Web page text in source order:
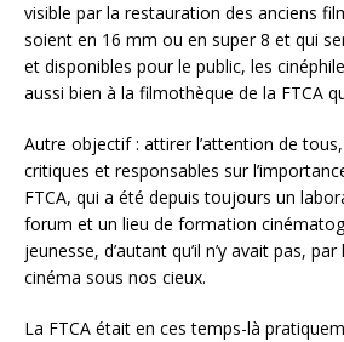
visible par la restauration des anciens
soient en 16 mm ou en super 8 et qui
et disponibles pour le public, les
aussi bien à la filmothèque de la FTCA
Autre objectif : attirer l’attention de
critiques et responsables sur
FTCA, qui a été depuis toujours un
forum et un lieu de formation
jeunesse, d’autant qu’il n’y avait pas,
cinéma sous nos cieux.
La FTCA était en ces temps-là